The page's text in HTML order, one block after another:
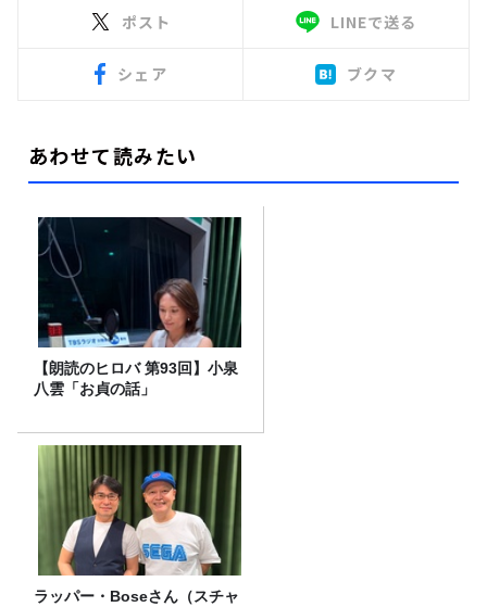
ポスト LINEで送る
シェア ブクマ
あわせて読みたい
【朗読のヒロバ 第93回】小泉
八雲「お貞の話」
ラッパー・Boseさん（スチャ